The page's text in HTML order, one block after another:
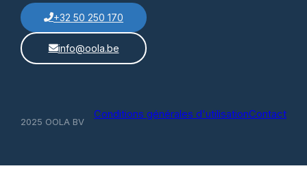
+32 50 250 170
info@oola.be
2025 OOLA BV
Conditions générales d'utilisationContact